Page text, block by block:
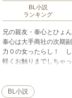
BL小説
ランキング
兄の親友・泰心とひょ
泰心は大手商社の次期
力０の女ったらし！ し
軽くお触りまでしちゃ
に、辛くても元気に振
BL小説